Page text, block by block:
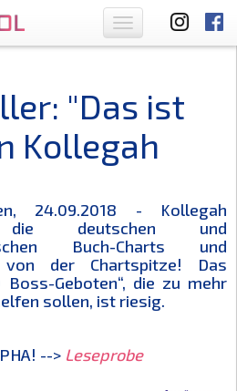
Toggle
navigation
"Das ist
Kollegah
24.09.2018 - Kollegah
die deutschen und
Buch-Charts und
von der Chartspitze! Das
Boss-Geboten“, die zu mehr
sollen, ist riesig.
--> Leseprobe